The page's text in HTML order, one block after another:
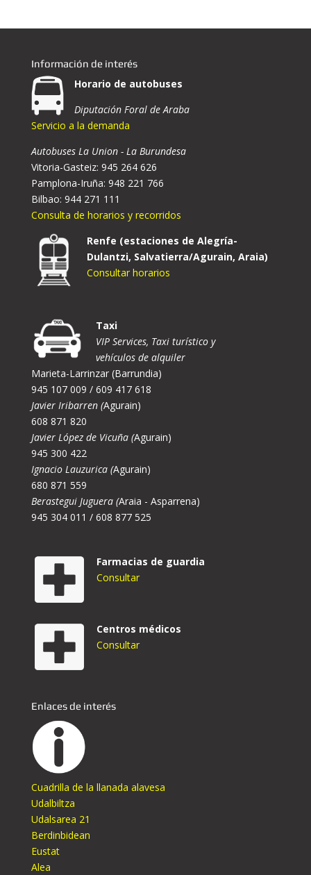
Información de interés
Horario de autobuses
Diputación Foral de Araba
Servicio a la demanda
Autobuses La Union - La Burundesa
Vitoria-Gasteiz: 945 264 626
Pamplona-Iruña: 948 221 766
Bilbao: 944 271 111
Consulta de horarios y recorridos
Renfe (estaciones de Alegría-
Dulantzi, Salvatierra/Agurain, Araia)
Consultar horarios
Taxi
VIP Services, Taxi turístico y
vehículos de alquiler
Marieta-Larrinzar (Barrundia)
945 107 009 / 609 417 618
Javier Iribarren (Agurain)
608 871 820
Javier López de Vicuña (Agurain)
945 300 422
Ignacio Lauzurica (Agurain)
680 871 559
Berastegui Juguera (Araia - Asparrena)
945 304 011 / 608 877 525
Farmacias de guardia
Consultar
Centros médicos
Consultar
Enlaces de interés
Cuadrilla de la llanada alavesa
Udalbiltza
Udalsarea 21
Berdinbidean
Eustat
Alea